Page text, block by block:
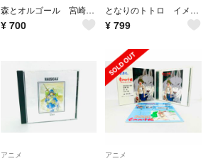
森とオルゴール 宮崎駿&ディズニー・コレクション
¥ 700
となりのトトロ イメージソング集 RT0830
¥ 799
アニメ アニメ